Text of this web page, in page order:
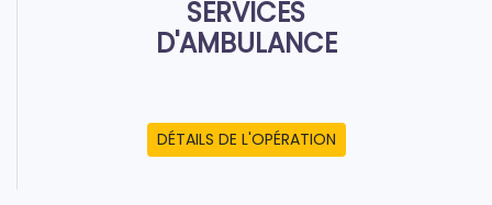
SERVICES
D'AMBULANCE
DÉTAILS DE L'OPÉRATION